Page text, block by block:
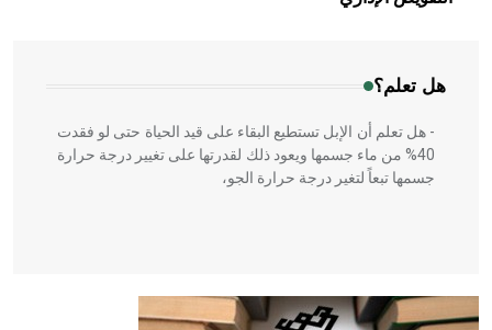
هل تعلم؟
المعمار على بناء مداميكه وخاصة في الواجهات
- هل تعلم أن الإبل تستطيع البقاء على قيد الحياة حتى لو فقدت
40% من ماء جسمها ويعود ذلك لقدرتها على تغيير درجة حرارة
جسمها تبعاً لتغير درجة حرارة الجو،
- هل تعلم أن أبقراط كتب في الطب أربعة مؤلفات هي:
الحكم، الأدلة، تنظيم التغذية، ورسالته في جروح الرأس. ويعود